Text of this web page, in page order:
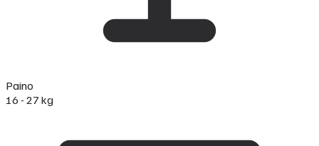
Paino
16 - 27 kg